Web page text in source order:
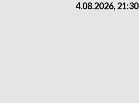
4.08.2026, 21:30